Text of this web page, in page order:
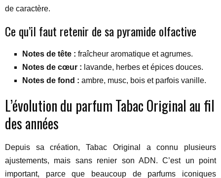
de caractère.
Ce qu’il faut retenir de sa pyramide olfactive
Notes de tête : fraîcheur aromatique et agrumes.
Notes de cœur : lavande, herbes et épices douces.
Notes de fond : ambre, musc, bois et parfois vanille.
L’évolution du parfum Tabac Original au fil
des années
Depuis sa création, Tabac Original a connu plusieurs
ajustements, mais sans renier son ADN. C’est un point
important, parce que beaucoup de parfums iconiques